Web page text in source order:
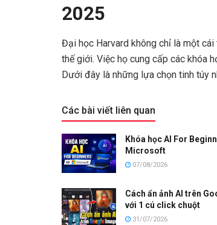
2025
Đại học Harvard không chỉ là một
thế giới. Việc họ cung cấp các khóa
Dưới đây là những lựa chọn tinh túy
Các bài viết liên quan
Khóa học AI For
Microsoft
07/08/2026
Cách ẩn ảnh AI trên
với 1 cú click chuột
31/07/2026